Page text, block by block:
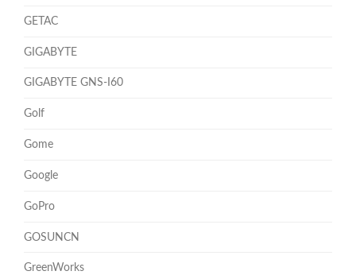
GETAC
GIGABYTE
GIGABYTE GNS-I60
Golf
Gome
Google
GoPro
GOSUNCN
GreenWorks